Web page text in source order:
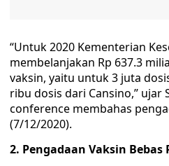
“Untuk 2020 Kementerian
membelanjakan Rp 637.3
vaksin, yaitu untuk 3 juta
ribu dosis dari Cansino,” ujar
conference membahas
(7/12/2020).
2. Pengadaan Vaksin